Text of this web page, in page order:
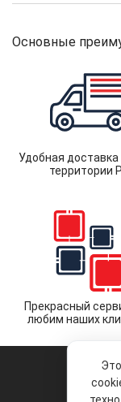
Основные
Удобная доставка
территории
Прекрасный
любим наших